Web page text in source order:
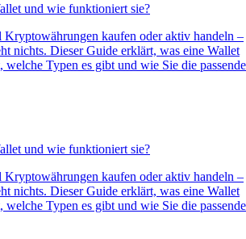
und wie funktioniert sie?
Kryptowährungen kaufen oder aktiv handeln –
nichts. Dieser Guide erklärt, was eine Wallet
Typen es gibt und wie Sie die passende
und wie funktioniert sie?
Kryptowährungen kaufen oder aktiv handeln –
nichts. Dieser Guide erklärt, was eine Wallet
Typen es gibt und wie Sie die passende